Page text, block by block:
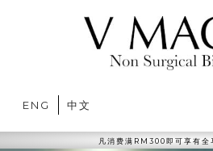
ENG 中文
凡消费满RM300即可享有全